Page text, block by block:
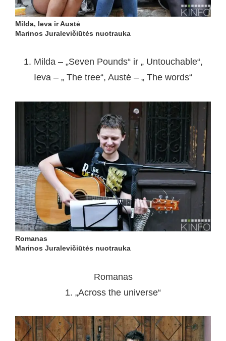
Milda, Ieva ir Austė
Marinos Juralevičiūtės nuotrauka
1. Milda – „Seven Pounds“ ir „ Untouchable“,
Ieva – „ The tree“, Austė – „ The words“
Romanas
Marinos Juralevičiūtės nuotrauka
Romanas
1. „Across the universe“